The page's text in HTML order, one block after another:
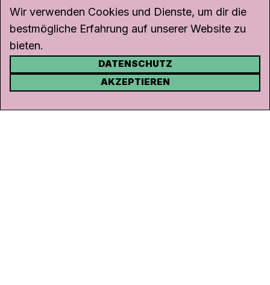
KONTAKT
Rohrerstrasse 20
Wir verwenden Cookies und Dienste, um dir die
bestmögliche Erfahrung auf unserer Website zu
bieten.
DATENSCHUTZ
AKZEPTIEREN